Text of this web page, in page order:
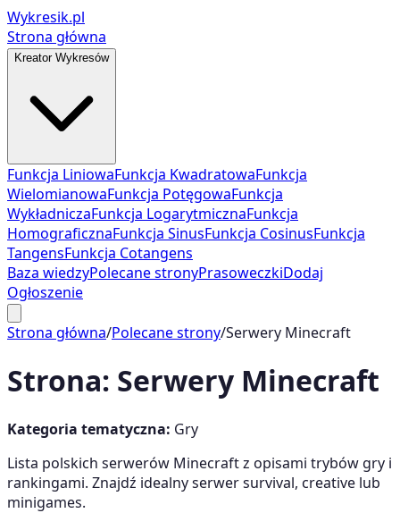
Wykresik.pl
Strona główna
Kreator Wykresów
Funkcja LiniowaFunkcja KwadratowaFunkcja
WielomianowaFunkcja PotęgowaFunkcja
WykładniczaFunkcja LogarytmicznaFunkcja
HomograficznaFunkcja SinusFunkcja CosinusFunkcja
TangensFunkcja Cotangens
Baza wiedzyPolecane stronyPrasoweczkiDodaj
Ogłoszenie
Strona główna/Polecane strony/Serwery Minecraft
Strona: Serwery Minecraft
Kategoria tematyczna: Gry
Lista polskich serwerów Minecraft z opisami trybów gry i
rankingami. Znajdź idealny serwer survival, creative lub
minigames.